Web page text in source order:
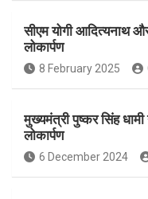
ce
b
o
o
k
s
A
p
p
सीएम योगी आदित्यनाथ
लोकार्पण
8 February 2025
मुख्यमंत्री पुष्कर सिंह
लोकार्पण
6 December 2024